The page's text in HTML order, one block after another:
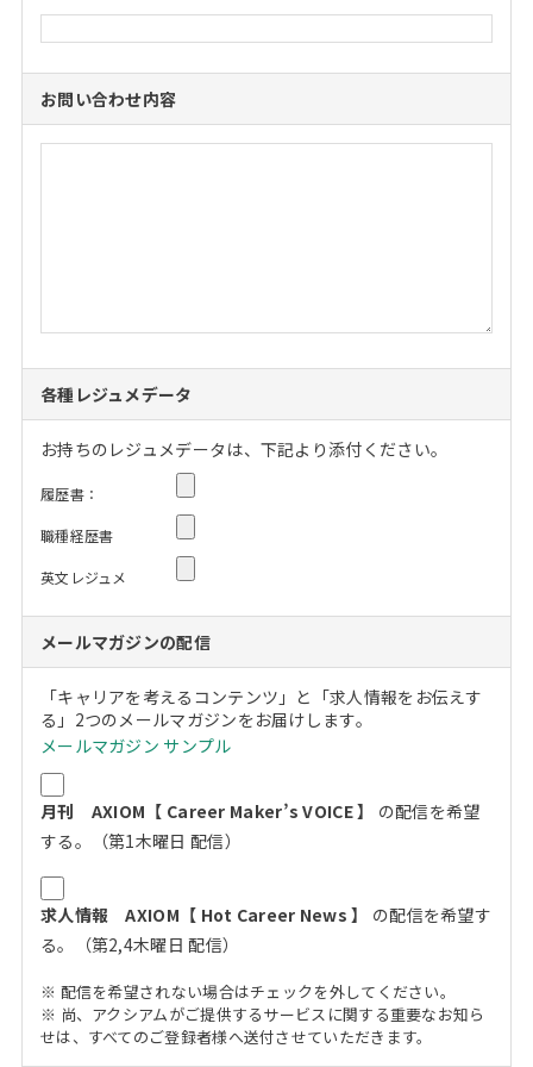
お問い合わせ内容
各種レジュメデータ
お持ちのレジュメデータは、下記より添付ください。
履歴書：
職種経歴書
英文レジュメ
メールマガジンの配信
「キャリアを考えるコンテンツ」と「求人情報をお伝えす
る」2つのメールマガジンをお届けします。
メールマガジン サンプル
月刊 AXIOM【 Career Maker’s VOICE 】
の配信を希望
する。（第1木曜日 配信）
求人情報 AXIOM【 Hot Career News 】
の配信を希望す
る。（第2,4木曜日 配信）
※ 配信を希望されない場合はチェックを外してください。
※ 尚、アクシアムがご提供するサービスに関する重要なお知ら
せは、すべてのご登録者様へ送付させていただきます。